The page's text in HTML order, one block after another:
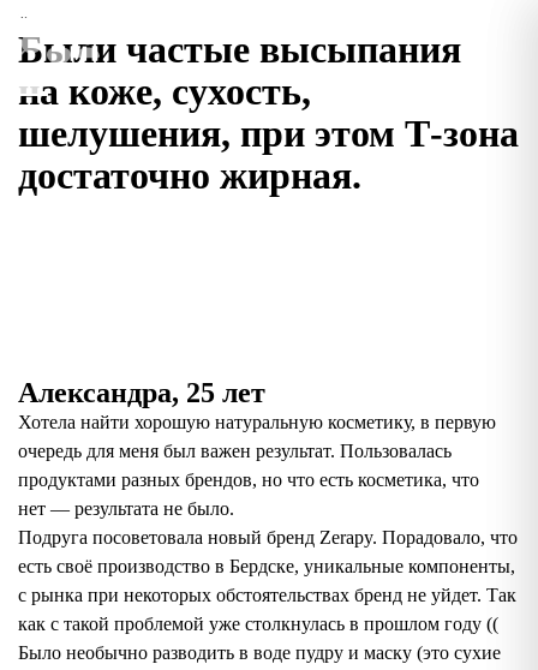
«
Были частые высыпания
на коже, сухость,
шелушения, при этом Т-зона
достаточно жирная.
Александра, 25 лет
Хотела найти хорошую натуральную косметику, в первую
очередь для меня был важен результат. Пользовалась
продуктами разных брендов, но что есть косметика, что
нет — результата не было.
Подруга посоветовала новый бренд Zerapy. Порадовало, что
есть своё производство в Бердске, уникальные компоненты,
с рынка при некоторых обстоятельствах бренд не уйдет. Так
как с такой проблемой уже столкнулась в прошлом году ((
Было необычно разводить в воде пудру и маску (это сухие